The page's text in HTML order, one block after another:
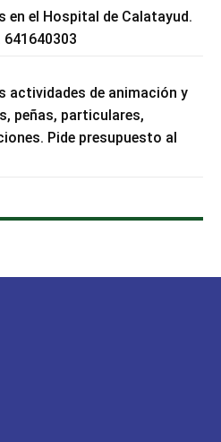
en el Hospital de Calatayud.
actividades de animación y
peñas, particulares,
Pide presupuesto al